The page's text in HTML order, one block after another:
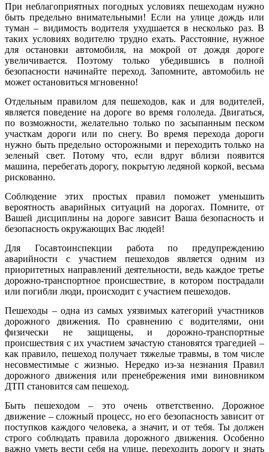
При неблагоприятных погодных условиях пешеходам нужно
быть предельно внимательными! Если на улице дождь или
туман – видимость водителя ухудшается в несколько раз. В
таких условиях водителю трудно ехать. Расстояние, нужное
для остановки автомобиля, на мокрой от дождя дороге
увеличивается. Поэтому только убедившись в полной
безопасности начинайте переход. Запомните, автомобиль не
может остановиться мгновенно!
Отдельным правилом для пешеходов, как и для водителей,
является поведение на дороге во время гололеда. Двигаться,
по возможности, желательно только по засыпанным песком
участкам дороги или по снегу. Во время перехода дороги
нужно быть предельно осторожными и переходить только на
зеленый свет. Потому что, если вдруг вблизи появится
машина, перебегать дорогу, покрытую ледяной коркой, весьма
рискованно.
Соблюдение этих простых правил поможет уменьшить
вероятность аварийных ситуаций на дорогах. Помните, от
Вашей дисциплины на дороге зависит Ваша безопасность и
безопасность окружающих Вас людей!
Для Госавтоинспекции работа по предупреждению
аварийности с участием пешеходов является одним из
приоритетных направлений деятельности, ведь каждое третье
дорожно-транспортное происшествие, в котором пострадали
или погибли люди, происходит с участием пешеходов.
Пешеходы – одна из самых уязвимых категорий участников
дорожного движения. По сравнению с водителями, они
физически не защищены, и дорожно-транспортные
происшествия с их участием зачастую становятся трагедией –
как правило, пешеход получает тяжелые травмы, в том числе
несовместимые с жизнью. Нередко из-за незнания Правил
дорожного движения или пренебрежения ими виновником
ДТП становится сам пешеход.
Быть пешеходом – это очень ответственно. Дорожное
движение – сложный процесс, но его безопасность зависит от
поступков каждого человека, а значит, и от тебя. Ты должен
строго соблюдать правила дорожного движения. Особенно
важно уметь вести себя на улице, переходить дорогу и знать